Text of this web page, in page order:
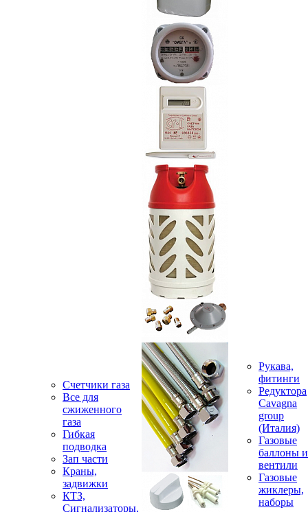
Счетчики газа
Все для
сжиженного
газа
Гибкая
подводка
Зап части
Краны,
задвижки
КТЗ,
Сигнализаторы,
Рукава,
фитинги
Редуктора
Cavagna
group
(Италия)
Газовые
баллоны и
вентили
Газовые
жиклеры,
наборы